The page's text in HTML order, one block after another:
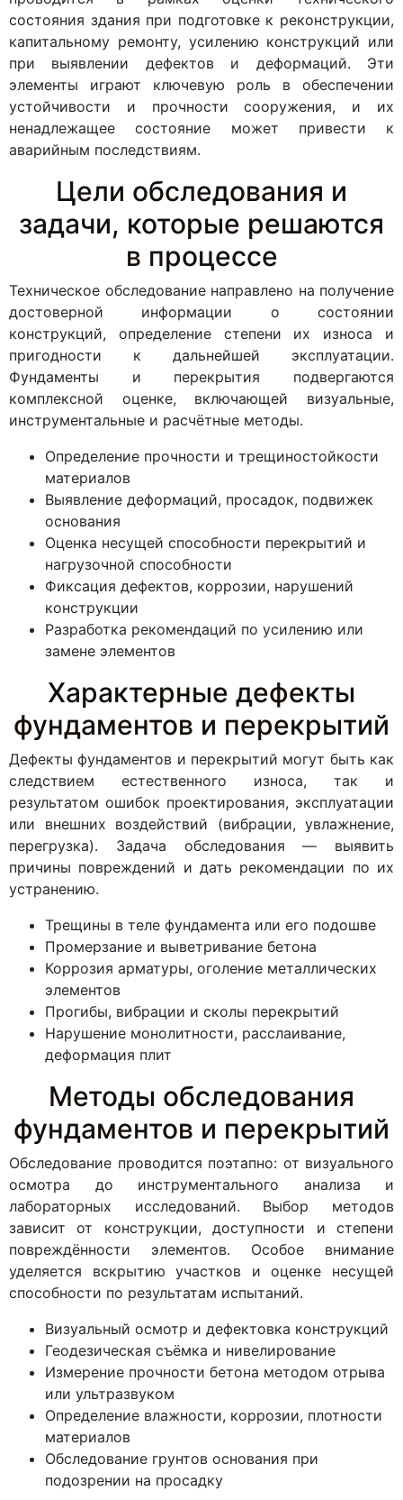
состояния здания при подготовке к реконструкции,
капитальному ремонту, усилению конструкций или
при выявлении дефектов и деформаций. Эти
элементы играют ключевую роль в обеспечении
устойчивости и прочности сооружения, и их
ненадлежащее состояние может привести к
аварийным последствиям.
Цели обследования и
задачи, которые решаются
в процессе
Техническое обследование направлено на получение
достоверной информации о состоянии
конструкций, определение степени их износа и
пригодности к дальнейшей эксплуатации.
Фундаменты и перекрытия подвергаются
комплексной оценке, включающей визуальные,
инструментальные и расчётные методы.
Определение прочности и трещиностойкости
материалов
Выявление деформаций, просадок, подвижек
основания
Оценка несущей способности перекрытий и
нагрузочной способности
Фиксация дефектов, коррозии, нарушений
конструкции
Разработка рекомендаций по усилению или
замене элементов
Характерные дефекты
фундаментов и перекрытий
Дефекты фундаментов и перекрытий могут быть как
следствием естественного износа, так и
результатом ошибок проектирования, эксплуатации
или внешних воздействий (вибрации, увлажнение,
перегрузка). Задача обследования — выявить
причины повреждений и дать рекомендации по их
устранению.
Трещины в теле фундамента или его подошве
Промерзание и выветривание бетона
Коррозия арматуры, оголение металлических
элементов
Прогибы, вибрации и сколы перекрытий
Нарушение монолитности, расслаивание,
деформация плит
Методы обследования
фундаментов и перекрытий
Обследование проводится поэтапно: от визуального
осмотра до инструментального анализа и
лабораторных исследований. Выбор методов
зависит от конструкции, доступности и степени
повреждённости элементов. Особое внимание
уделяется вскрытию участков и оценке несущей
способности по результатам испытаний.
Визуальный осмотр и дефектовка конструкций
Геодезическая съёмка и нивелирование
Измерение прочности бетона методом отрыва
или ультразвуком
Определение влажности, коррозии, плотности
материалов
Обследование грунтов основания при
подозрении на просадку